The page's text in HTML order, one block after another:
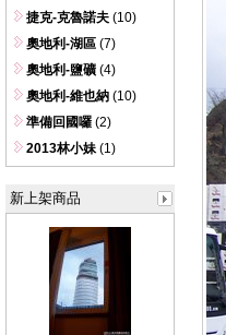
捷克-克魯諾夫 (10)
奧地利-湖區 (7)
奧地利-鹽礦 (4)
奧地利-維也納 (10)
準備回國囉 (2)
2013林小妹(1)
新上架商品